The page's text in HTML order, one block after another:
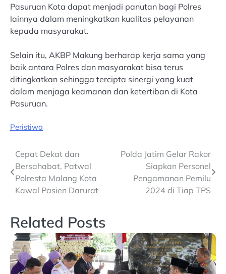
Pasuruan Kota dapat menjadi panutan bagi Polres
lainnya dalam meningkatkan kualitas pelayanan
kepada masyarakat.
Selain itu, AKBP Makung berharap kerja sama yang
baik antara Polres dan masyarakat bisa terus
ditingkatkan sehingga tercipta sinergi yang kuat
dalam menjaga keamanan dan ketertiban di Kota
Pasuruan.
Peristiwa
Post
navigation
Cepat Dekat dan
Bersahabat, Patwal
Polresta Malang Kota
Kawal Pasien Darurat
Polda Jatim Gelar Rakor
Siapkan Personel
Pengamanan Pemilu
2024 di Tiap TPS
Related Posts